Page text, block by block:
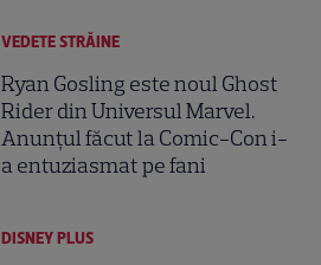
VEDETE STRĂINE
Ryan Gosling este noul Ghost
Rider din Universul Marvel.
Anunțul făcut la Comic-Con i-
a entuziasmat pe fani
DISNEY PLUS